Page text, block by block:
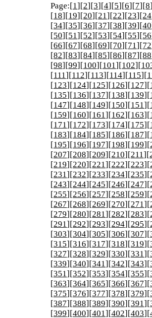
Page:[1][2][3][4][5][6][7][8
[18][19][20][21][22][23][24
[34][35][36][37][38][39][40
[50][51][52][53][54][55][56
[66][67][68][69][70][71][72
[82][83][84][85][86][87][88
[98][99][100][101][102][
[111][112][113][114][115][
[123][124][125][126][127][
[135][136][137][138][139][
[147][148][149][150][151][
[159][160][161][162][163][
[171][172][173][174][175][
[183][184][185][186][187][
[195][196][197][198][199][
[207][208][209][210][211][
[219][220][221][222][223][
[231][232][233][234][235][
[243][244][245][246][247][
[255][256][257][258][259][
[267][268][269][270][271][
[279][280][281][282][283][
[291][292][293][294][295][
[303][304][305][306][307][
[315][316][317][318][319][
[327][328][329][330][331][
[339][340][341][342][343][
[351][352][353][354][355][
[363][364][365][366][367][
[375][376][377][378][379][
[387][388][389][390][391][
[399][400][401][402][403][